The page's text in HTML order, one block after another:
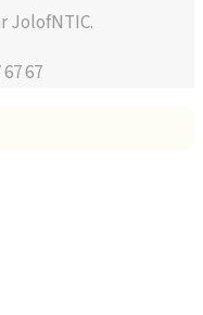
JolofNTIC.
67